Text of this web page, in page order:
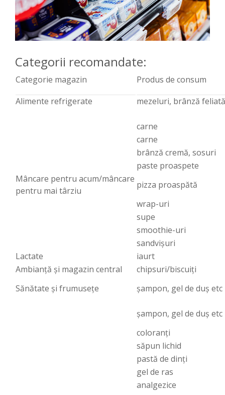
Categorii recomandate:
Categorie magazin
Produs de consum
Alimente refrigerate
mezeluri, brânză feliată
carne
carne
brânză cremă, sosuri
paste proaspete
Mâncare pentru acum/mâncare
pentru mai târziu
pizza proaspătă
wrap-uri
supe
smoothie-uri
sandvișuri
Lactate
iaurt
Ambianță și magazin central
chipsuri/biscuiți
Sănătate și frumusețe
șampon, gel de duș etc
șampon, gel de duș etc
coloranți
săpun lichid
pastă de dinți
gel de ras
analgezice